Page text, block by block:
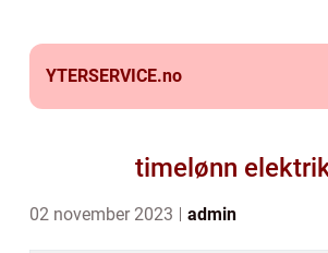
YTERSERVICE.no
timelønn
02 november 2023 admin